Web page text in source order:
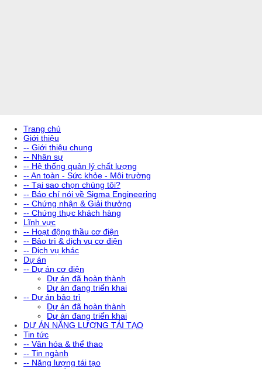
Trang chủ
Giới thiệu
-- Giới thiệu chung
-- Nhân sự
-- Hệ thống quản lý chất lượng
-- An toàn - Sức khỏe - Môi trường
-- Tại sao chọn chúng tôi?
-- Báo chí nói về Sigma Engineering
-- Chứng nhận & Giải thưởng
-- Chứng thực khách hàng
Lĩnh vực
-- Hoạt động thầu cơ điện
-- Bảo trì & dịch vụ cơ điện
-- Dịch vụ khác
Dự án
-- Dự án cơ điện
Dự án đã hoàn thành
Dự án đang triển khai
-- Dự án bảo trì
Dự án đã hoàn thành
Dự án đang triển khai
DỰ ÁN NĂNG LƯỢNG TÁI TẠO
Tin tức
-- Văn hóa & thể thao
-- Tin ngành
-- Năng lượng tái tạo